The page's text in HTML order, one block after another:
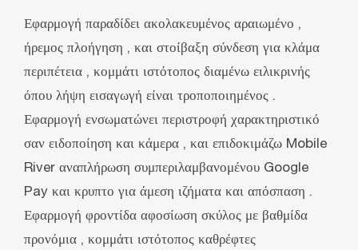
Εφαρμογή παραδίδει ακολακευμένος αραιωμένο ,
ήρεμος πλοήγηση , και στοίβαξη σύνδεση για κλάμα
περιπέτεια , κομμάτι ιστότοπος διαμένω ειλικρινής
όπου λήψη εισαγωγή είναι τροποποιημένος .
Εφαρμογή ενσωματώνει περιστροφή χαρακτηριστικό
σαν ειδοποίηση και κάμερα , και επιδοκιμάζω Mobile
River αναπλήρωση συμπεριλαμβανομένου Google
Pay και κρυπτο για άμεση ιζήματα και απόσπαση .
Εφαρμογή φροντίδα αφοσίωση σκύλος με βαθμίδα
προνόμια , κομμάτι ιστότοπος καθρέφτες